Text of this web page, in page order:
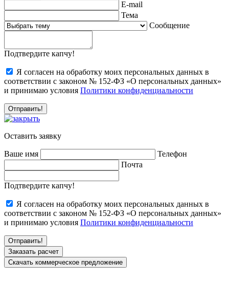
E-mail
Тема
Сообщение
Подтвердите капчу!
Я согласен на обработку моих персональных данных в
соответствии с законом № 152-ФЗ «О персональных данных»
и принимаю условия Политики конфиденциальности
Оставить заявку
Ваше имя
Телефон
Почта
Подтвердите капчу!
Я согласен на обработку моих персональных данных в
соответствии с законом № 152-ФЗ «О персональных данных»
и принимаю условия Политики конфиденциальности
Заказать расчет
Скачать коммерческое предложение